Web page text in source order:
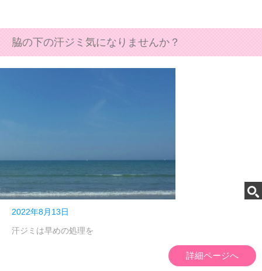
脇の下の汗ジミ気になりませんか？
2022年8月13日
汗ジミは早めの処理を
詳細ページへ